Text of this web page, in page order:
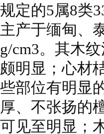
规定的5属8类
主产于缅甸、
g/cm3。其木
颇明显；心材
些部位有明显
厚、不张扬的
可见至明显；